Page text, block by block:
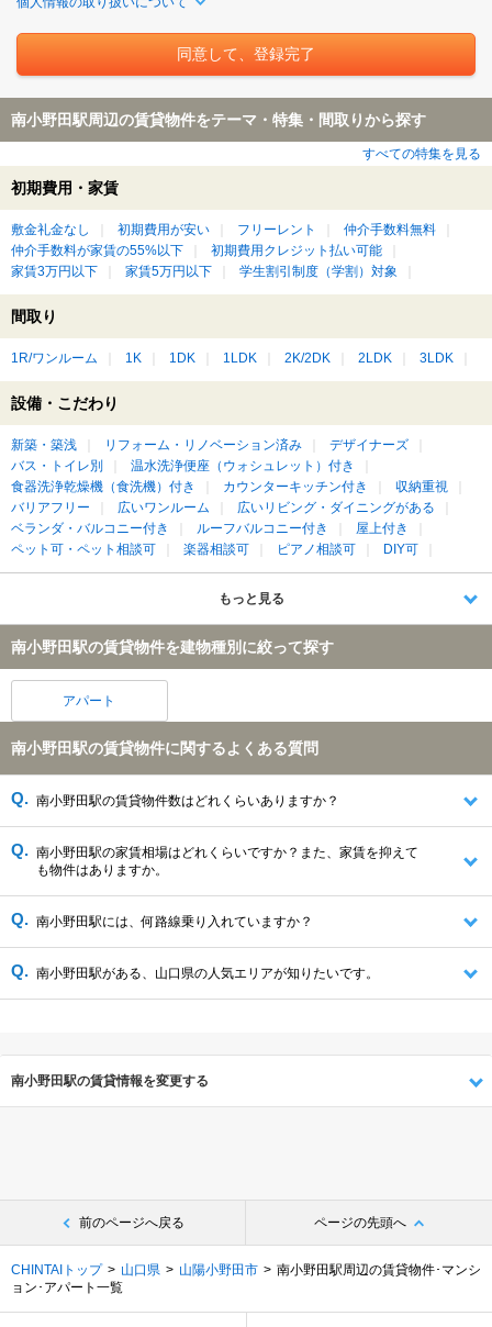
南小野田駅周辺の賃貸物件をテーマ・特集・間取りから探す
すべての特集を見る
初期費用・家賃
敷金礼金なし 初期費用が安い フリーレント
仲介手数料無料
仲介手数料が家賃の55%以下
初期費用クレジット払い可能
家賃3万円以下
家賃5万円以下 学生割引制度（学割）対象
間取り
1R/ワンルーム 1K 1DK 1LDK 2K/2DK 2LDK 3LDK
設備・こだわり
新築・築浅 リフォーム・リノベーション済み
デザイナーズ
バス・トイレ別
温水洗浄便座（ウォシュレット）付き
食器洗浄乾燥機（食洗機）付き
カウンターキッチン付き
収納重視
バリアフリー
広いワンルーム
広いリビング・ダイニングがある
ベランダ・バルコニー付き
ルーフバルコニー付き
屋上付き
ペット可・ペット相談可
楽器相談可 ピアノ相談可 DIY可
もっと見る
南小野田駅の賃貸物件を建物種別に絞って探す
アパート
南小野田駅の賃貸物件に関するよくある質問
南小野田駅の賃貸物件数はどれくらいありますか？
南小野田駅の家賃相場はどれくらいですか？また、家賃を抑えて
も物件はありますか。
南小野田駅には、何路線乗り入れていますか？
南小野田駅がある、山口県の人気エリアが知りたいです。
南小野田駅の賃貸情報を変更する
前のページへ戻る ページの先頭へ
CHINTAIトップ 山口県 山陽小野田市
南小野田駅周辺の賃貸物件･マンシ
ョン･アパート一覧